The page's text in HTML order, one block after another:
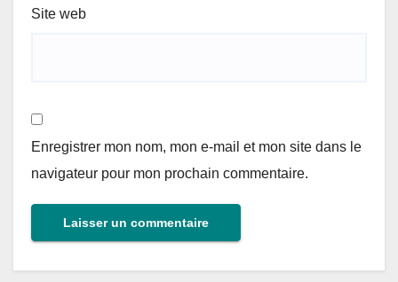
Site web
Enregistrer mon nom, mon e-mail et mon site dans le
navigateur pour mon prochain commentaire.